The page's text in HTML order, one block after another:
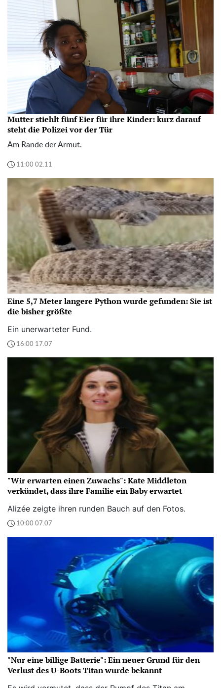
Mutter stiehlt fünf Eier für ihre Kinder: kurz darauf
steht die Polizei vor der Tür
Am Rande der Armut.
11:00 02.11
Eine 5,7 Meter langere Python wurde gefunden: Sie ist
die bisher größte
Ein unerwarteter Fund.
16:00 17.07
"Wir erwarten einen Zuwachs": Kate Middleton
verkündet, dass ihre Familie ein Baby erwartet
Alizée zeigte ihren runden Bauch auf den Fotos.
10:00 07.07
"Nur eine billige Batterie": Ein neuer Grund für den
Verlust des U-Boots Titan wurde bekannt